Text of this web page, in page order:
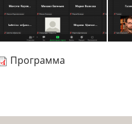
Программа